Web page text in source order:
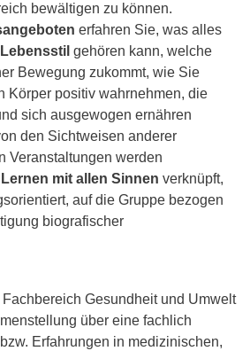
bewältigen zu können.
erfahren Sie, was alles
gehören kann, welche
Bewegung zukommt, wie Sie
Körper positiv wahrnehmen, die
sich ausgewogen ernähren
den Sichtweisen anderer
Veranstaltungen werden
Lernen mit allen Sinnen verknüpft,
auf die Gruppe bezogen
biografischer
Gesundheit und Umwelt
über eine fachlich
Erfahrungen in medizinischen,